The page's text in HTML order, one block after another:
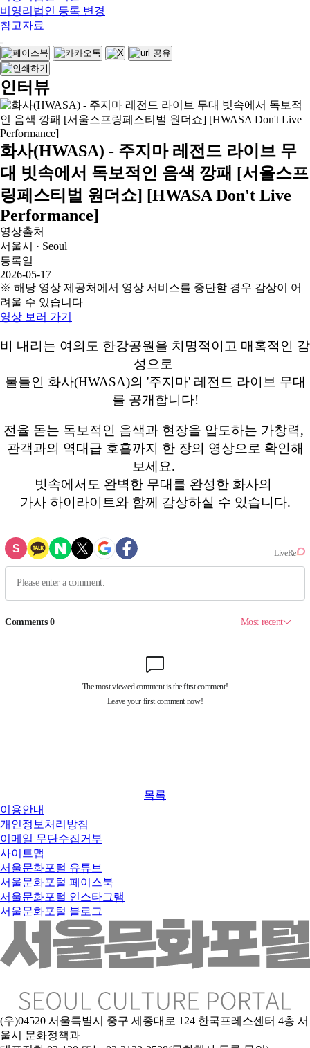
비영리법인 등록 변경
참고자료
인터뷰
화사(HWASA) - 주지마 레전드 라이브 무
대 빗속에서 독보적인 음색 깡패 [서울스프
링페스티벌 원더쇼] [HWASA Don't Live
Performance]
영상출처
서울시 · Seoul
등록일
2026-05-17
※ 해당 영상 제공처에서 영상 서비스를 중단할 경우 감상이 어
려울 수 있습니다
영상 보러 가기
비 내리는 여의도 한강공원을 치명적이고 매혹적인 감
성으로
물들인 화사(HWASA)의 '주지마' 레전드 라이브 무대
를 공개합니다!
전율 돋는 독보적인 음색과 현장을 압도하는 가창력,
관객과의 역대급 호흡까지 한 장의 영상으로 확인해
보세요.
빗속에서도 완벽한 무대를 완성한 화사의
가사 하이라이트와 함께 감상하실 수 있습니다.
목록
이용안내
개인정보처리방침
이메일 무단수집거부
사이트맵
서울문화포털 유튜브
서울문화포털 페이스북
서울문화포털 인스타그램
서울문화포털 블로그
(우)04520 서울특별시 중구 세종대로 124 한국프레스센터 4층 서
울시 문화정책과